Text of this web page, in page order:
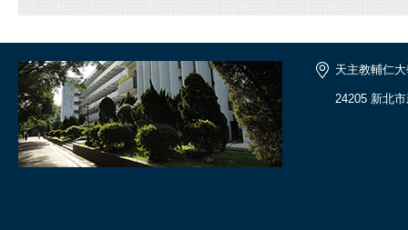
天主教輔仁
24205 新北